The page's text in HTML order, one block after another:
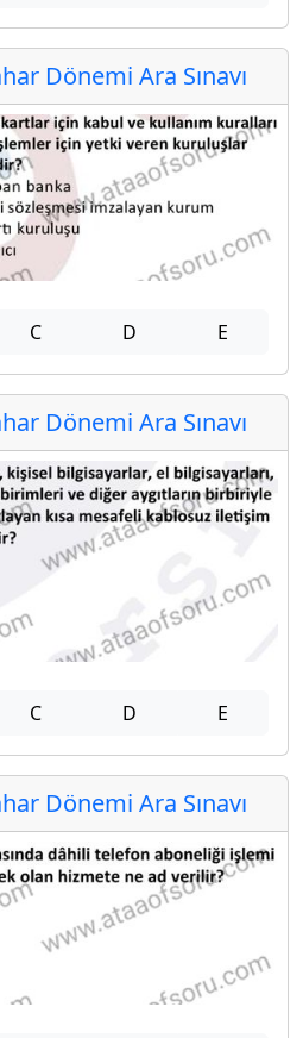
Dönemi Ara Sınavı
C D E
Dönemi Ara Sınavı
C D E
Dönemi Ara Sınavı